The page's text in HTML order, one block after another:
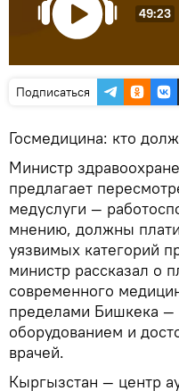
49:23
Подписаться
Госмедицина: кто
Министр
предлагает
медуслуги —
мнению, должны
уязвимых категорий
министр рассказал о
современного
пределами Бишкека
оборудованием и
врачей.
Кыргызстан — центр